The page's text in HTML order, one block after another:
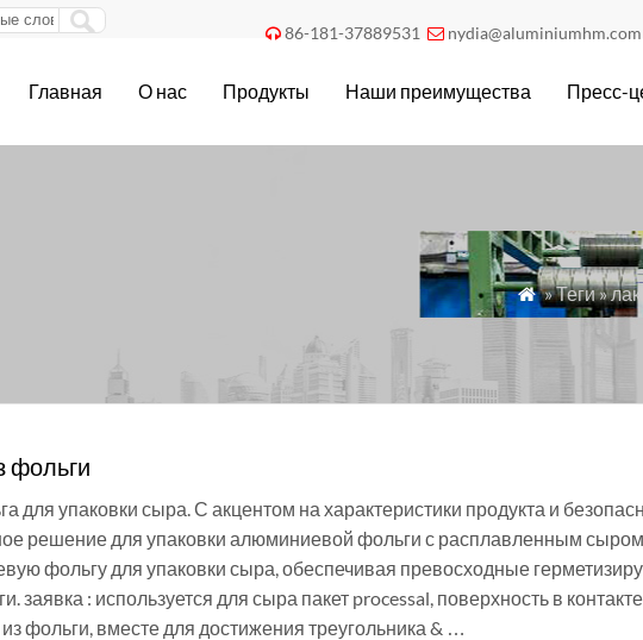
 86-181-37889531  nydia@aluminiumhm.com
Главная О нас Продукты Наши преимущества Пресс-
 » Теги »
фольги
для упаковки сыра. С акцентом на характеристики продукта и
решение для упаковки алюминиевой фольги с расплавленным
фольгу для упаковки сыра, обеспечивая превосходные
заявка : используется для сыра пакет processal, поверхность в
фольги, вместе для достижения треугольника & …